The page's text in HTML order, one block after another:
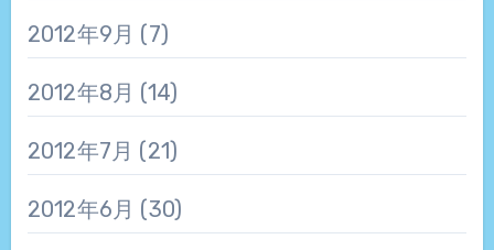
2012年9月 (7)
2012年8月 (14)
2012年7月 (21)
2012年6月 (30)